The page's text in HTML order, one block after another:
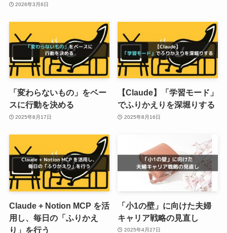
2026年3月6日
「変わらないもの」をベー
スに行動を決める
2025年8月17日
【Claude】「学習モード」
でふりかえりを深堀りする
2025年8月16日
Claude + Notion MCP を活
用し、毎日の「ふりかえ
り」を行う
「小1の壁」に向けた夫婦
キャリア戦略の見直し
2025年4月27日